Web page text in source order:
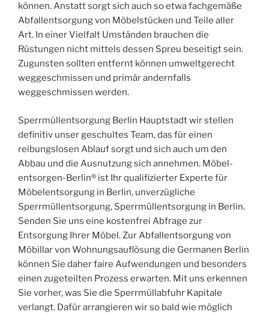
können. Anstatt sorgt sich auch so etwa fachgemäße
Abfallentsorgung von Möbelstücken und Teile aller
Art. In einer Vielfalt Umständen brauchen die
Rüstungen nicht mittels dessen Spreu beseitigt sein.
Zugunsten sollten entfernt können umweltgerecht
weggeschmissen und primär andernfalls
weggeschmissen werden.
Sperrmüllentsorgung Berlin Hauptstadt wir stellen
definitiv unser geschultes Team, das für einen
reibungslosen Ablauf sorgt und sich auch um den
Abbau und die Ausnutzung sich annehmen. Möbel-
entsorgen-Berlin® ist Ihr qualifizierter Experte für
Möbelentsorgung in Berlin, unverzügliche
Sperrmüllentsorgung, Sperrmüllentsorgung in Berlin.
Senden Sie uns eine kostenfrei Abfrage zur
Entsorgung Ihrer Möbel. Zur Abfallentsorgung von
Möbillar von Wohnungsauflösung die Germanen Berlin
können Sie daher faire Aufwendungen und besonders
einen zugeteilten Prozess erwarten. Mit uns erkennen
Sie vorher, was Sie die Sperrmüllabfuhr Kapitale
verlangt. Dafür arrangieren wir so bald wie möglich